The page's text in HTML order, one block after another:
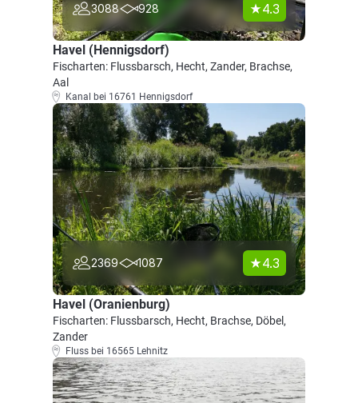
3088 928 4.3
Havel (Hennigsdorf)
Fischarten: Flussbarsch, Hecht, Zander, Brachse,
Aal
Kanal bei 16761 Hennigsdorf
2369 1087 4.3
Havel (Oranienburg)
Fischarten: Flussbarsch, Hecht, Brachse, Döbel,
Zander
Fluss bei 16565 Lehnitz